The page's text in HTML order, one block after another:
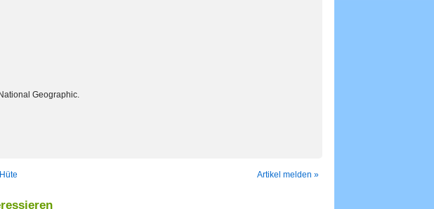
Geographic.
Artikel melden »